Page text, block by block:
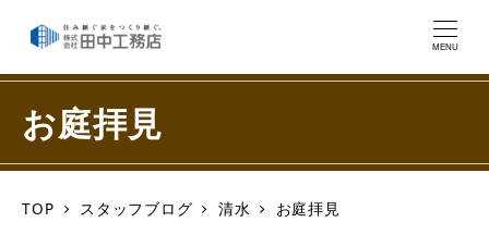
MENU
お庭拝見
TOP スタッフブログ 清水 お庭拝見